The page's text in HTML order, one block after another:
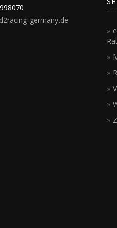
germany.de